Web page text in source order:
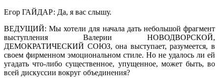
Егор ГАЙДАР: Да, я вас слышу.
ВЕДУЩИЙ: Мы хотели для начала дать небольшой фрагмент
выступления Валерии НОВОДВОРСКОЙ,
ДЕМОКРАТИЧЕСКИЙ СОЮЗ, она выступает, разумеется, в
своем фирменном эмоциональном стиле. Но не удалось ли ей
угадать что-либо существенное, упущенное, может быть, во
всей дискуссии вокруг объединения?